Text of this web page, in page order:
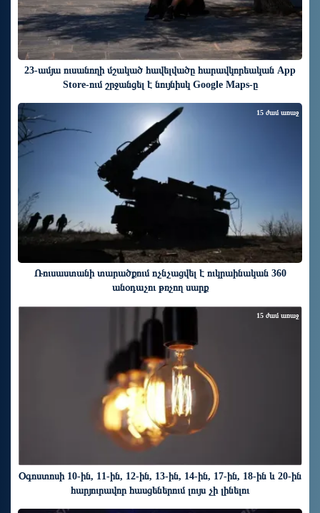
23-ամյա ուսանողի մշակած հավելվածը հարավկորեական App
Store-ում շրջանցել է նույնիսկ Google Maps-ը
Ռուսաստանի տարածքում ոչնչացվել է ուկրաինական 360
անօդաչու թռչող սարք
15 ժամ առաջ
Օգոստոսի 10-ին, 11-ին, 12-ին, 13-ին, 14-ին, 17-ին, 18-ին և 20-ին
հարյուրավոր հասցեներում լույս չի լինելու
15 ժամ առաջ